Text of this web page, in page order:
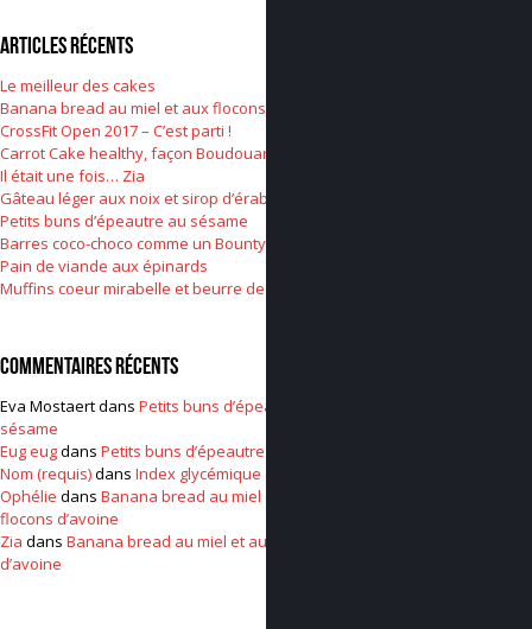
Articles récents
Le meilleur des cakes
Banana bread au miel et aux flocons d’avoine
CrossFit Open 2017 – C’est parti !
Carrot Cake healthy, façon Boudouard
Il était une fois… Zia
Gâteau léger aux noix et sirop d’érable
Petits buns d’épeautre au sésame
Barres coco-choco comme un Bounty
Pain de viande aux épinards
Muffins coeur mirabelle et beurre de cacahuète
Commentaires récents
Eva Mostaertdans Petits buns d’épeautre au
sésame
Eug eugdans Petits buns d’épeautre au sésame
Nom (requis)dans Index glycémique et insuline
Ophélie dans Banana bread au miel et aux
flocons d’avoine
Zia dans Banana bread au miel et aux flocons
d’avoine